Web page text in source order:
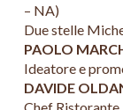
– NA)
Due stelle
PAOLO
Ideatore e
DAVIDE
Chef Ristorante